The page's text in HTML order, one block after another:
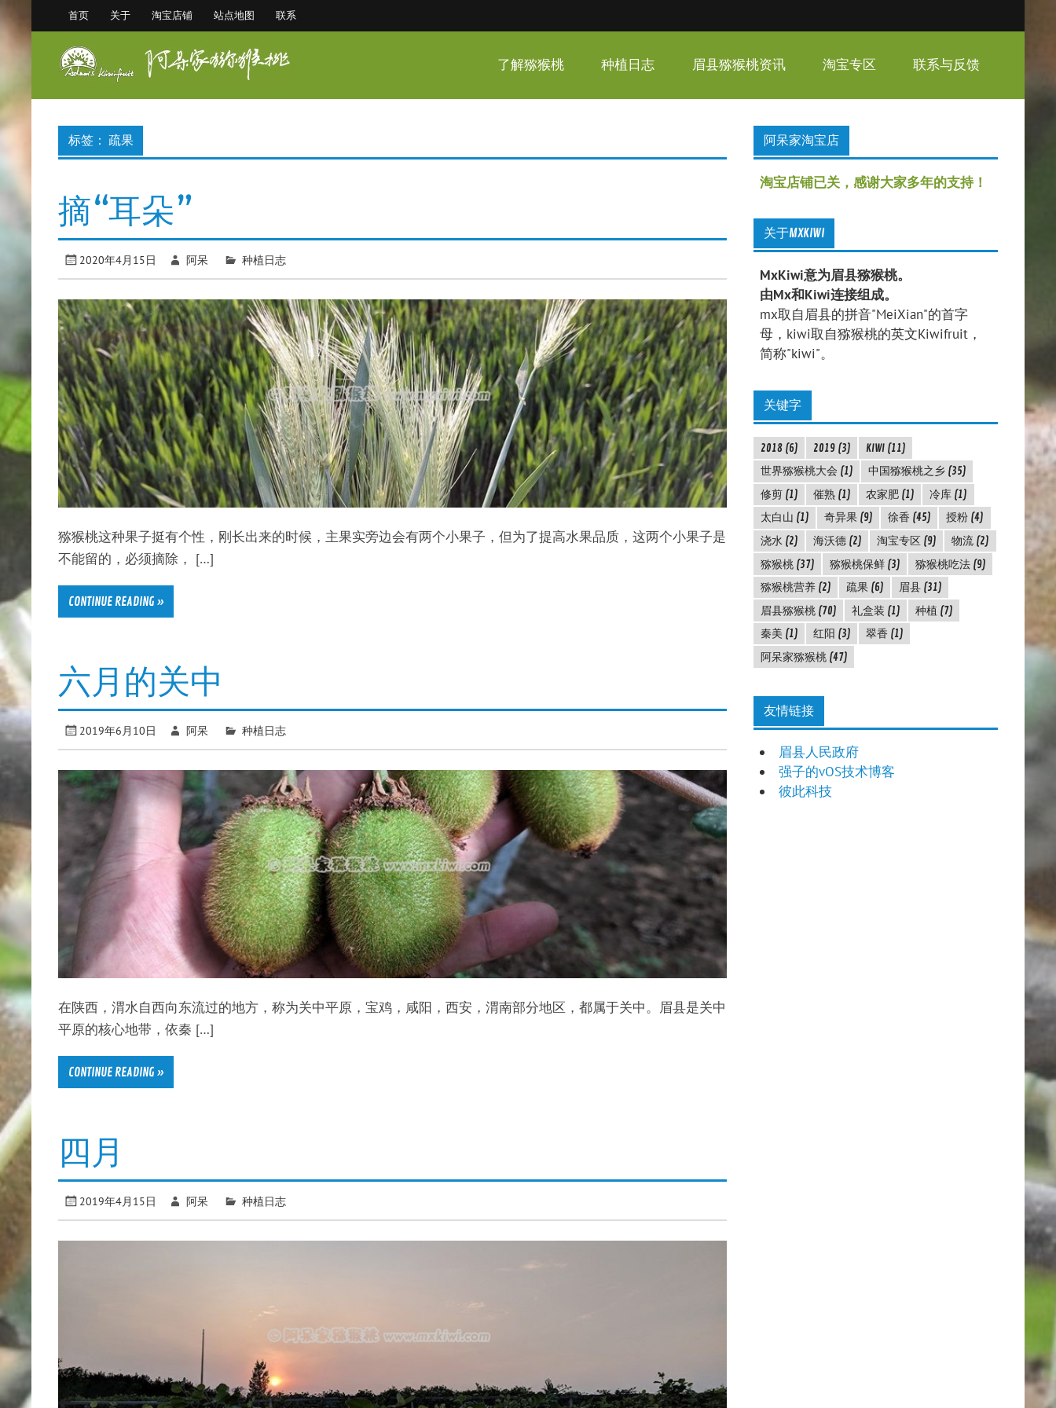
to
content
首页 关于 淘宝店铺 站点地图 联系
阿呆家猕猴桃了解猕猴桃 种植日志 眉县猕猴桃资讯 淘宝专区 联系与反馈
标签： 疏果
摘“耳朵”
2020年4月15日 阿呆 种植日志
猕猴桃这种果子挺有个性，刚长出来的时候，主果实旁边会有两个小果子，但为了提高水果品质，这两个小果子是
不能留的，必须摘除， […]
CONTINUE READING »
六月的关中
2019年6月10日 阿呆 种植日志
在陕西，渭水自西向东流过的地方，称为关中平原，宝鸡，咸阳，西安，渭南部分地区，都属于关中。眉县是关中
平原的核心地带，依秦 […]
CONTINUE READING »
四月
2019年4月15日 阿呆 种植日志
阿呆家淘宝店
淘宝店铺已关，感谢大家多年的支持！
关于MXKIWI
MxKiwi意为眉县猕猴桃。
由Mx和Kiwi连接组成。
mx取自眉县的拼音"MeiXian"的首字
母，kiwi取自猕猴桃的英文Kiwifruit，
简称"kiwi"。
关键字
2018(6) 2019(3) KIWI(11)
世界猕猴桃大会 (1) 中国猕猴桃之乡(35)
修剪(1) 催熟(1) 农家肥(1) 冷库 (1)
太白山 (1) 奇异果 (9) 徐香 (45) 授粉 (4)
浇水(2) 海沃德(2) 淘宝专区(9) 物流 (2)
猕猴桃(37) 猕猴桃保鲜(3) 猕猴桃吃法(9)
猕猴桃营养(2) 疏果 (6) 眉县(31)
眉县猕猴桃(70) 礼盒装 (1) 种植 (7)
秦美 (1) 红阳 (3) 翠香 (1)
阿呆家猕猴桃(47)
友情链接
眉县人民政府
强子的vOS技术博客
彼此科技